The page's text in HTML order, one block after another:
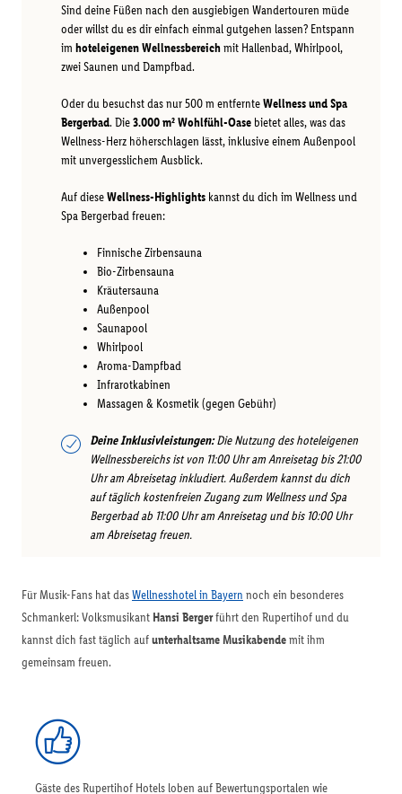
Sind deine Füßen nach den ausgiebigen Wandertouren müde
oder willst du es dir einfach einmal gutgehen lassen? Entspann
im hoteleigenen Wellnessbereichmit Hallenbad, Whirlpool,
zwei Saunen und Dampfbad.
Oder du besuchst das nur 500 m entfernteWellness und Spa
Bergerbad. Die3.000 m² Wohlfühl-Oase bietet alles, was das
Wellness-Herz höherschlagen lässt, inklusive einem Außenpool
mit unvergesslichem Ausblick.
Auf dieseWellness-Highlights kannst du dich im Wellness und
Spa Bergerbad freuen:
Finnische Zirbensauna
Bio-Zirbensauna
Kräutersauna
Außenpool
Saunapool
Whirlpool
Aroma-Dampfbad
Infrarotkabinen
Massagen & Kosmetik (gegen Gebühr)
Deine Inklusivleistungen:Die Nutzung des hoteleigenen
Wellnessbereichs ist von 11:00 Uhr am Anreisetag bis 21:00
Uhr am Abreisetag inkludiert. Außerdem kannst du dich
auf täglich kostenfreien Zugang zum Wellness und Spa
Bergerbad ab 11:00 Uhr am Anreisetag und bis 10:00 Uhr
am Abreisetag freuen.
Für Musik-Fans hat dasWellnesshotel in Bayern noch ein besonderes
Schmankerl: Volksmusikant Hansi Bergerführt den Rupertihof und du
kannst dich fast täglich aufunterhaltsame Musikabendemit ihm
gemeinsam freuen.
Gäste des Rupertihof Hotels loben auf Bewertungsportalen wie